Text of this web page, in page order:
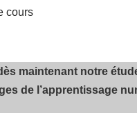
cours
maintenant notre
de l’apprentissage